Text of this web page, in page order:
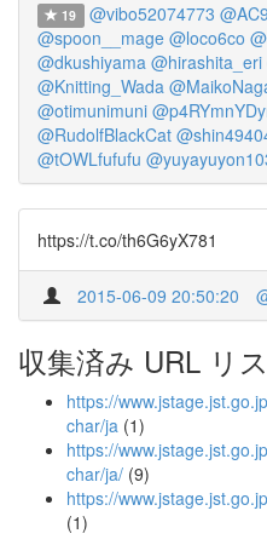
19 @vibo52074773
@spoon__mage @loco6co
@dkushiyama @hirashita_eri
@Knitting_Wada
@otimunimuni
@RudolfBlackCat
@tOWLfufufu
https://t.co/th6G6yX781
2015-06-09 20:50:20
収集済み URL リ
https://
char/ja (1)
https://
char/ja/ (9)
https://
(1)